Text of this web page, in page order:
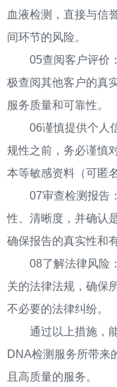
血液检测，直接与信
间环节的风险。
05查阅客户评价：
极查阅其他客户的真
服务质量和可靠性。
06谨慎提供个人信
规性之前，务必谨慎
本等敏感资料（可匿
07审查检测报告：
性、清晰度，并确认
确保报告的真实性和
08了解法律风险：
关的法律法规，确保
不必要的法律纠纷。
通过以上措施，能
DNA检测服务所带来
且高质量的服务。